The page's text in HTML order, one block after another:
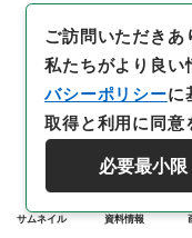
サムネイル 資料情報
ご訪問いただきあ
私たちがより良い
バシーポリシーに
取得と利用に同意
必要最小限